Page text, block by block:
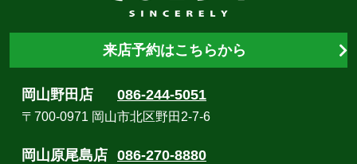
来店予約はこちらから
岡山野田店 086-244-5051
〒700-0971 岡山市北区野田2-7-6
岡山原尾島店 086-270-8880